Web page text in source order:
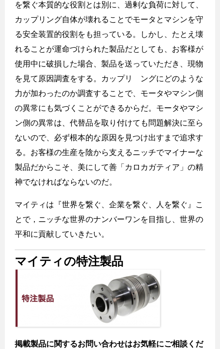
を繋ぐ本質的な役割とは別に、過剰な負荷に対して、
カップリング自体が壊れることでモータとマシンを守
る安全装置的役割をも担っている。しかし、たとえ壊
れることが運命づけられた製品だとしても、お客様が
使用中に破損した場合、製品を送っていただき、現物
を見て原因調査をする。カップリ ングにどのような
力が加わったのか調査することで、モータやマシン側
の異常にも気づくことができるからだ。モータやマシ
ン側の異常は、代替品を取り付けても問題解決に至ら
ないので、必ず根本的な原因を見つけ出すまで追求す
る。お客様の生産を陰から支えるニッチでマイナーな
製品だからこそ、美にして善「カロカガティア」の精
神でなければならないのだ。
マイティは『世界を繋ぐ、企業を繋ぐ、人を繋ぐ』こ
とで，ニッチな世界のナンバーワンを目指し、世界の
平和に貢献していきたい。
マイティの特注製品
掲載製品に関するお問い合わせはお気軽にご相談くだ